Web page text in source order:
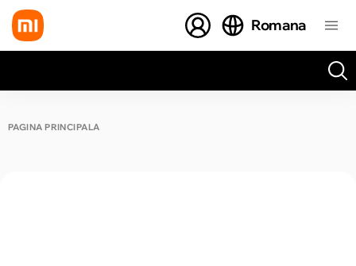
Romana
PAGINA PRINCIPALĂ